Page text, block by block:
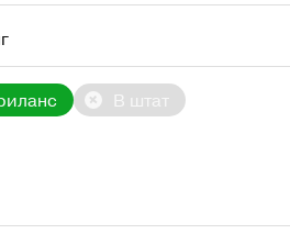
В штат